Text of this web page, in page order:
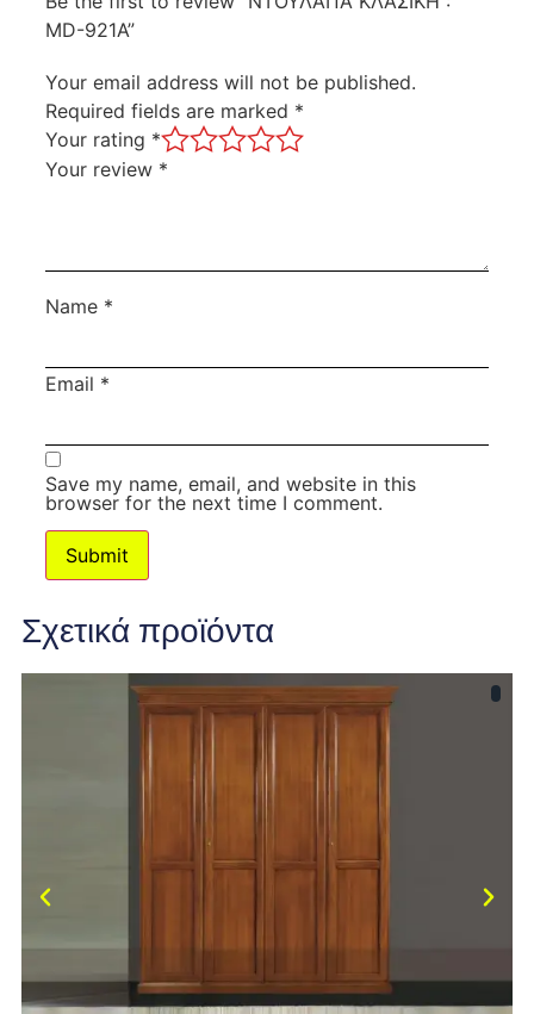
MD-921A”
Your email address will not be published.
Required fields are marked *
Your rating *
Your review *
Name *
Email *
Save my name, email, and website in this
browser for the next time I comment.
Σχετικά προϊόντα